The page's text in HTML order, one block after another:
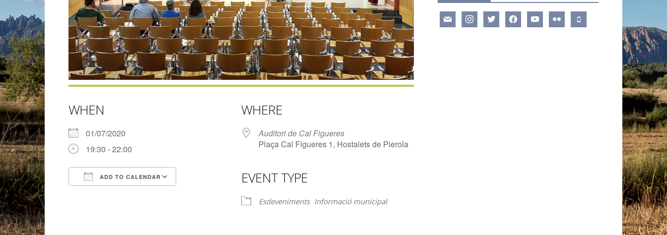
WHEN
01/07/2020
19:30 - 22:00
ADD TO CALENDAR
Google Calendar
WHERE
Auditori de Cal Figueres
Plaça Cal Figueres 1, Hostalets de Pierola
EVENT TYPE
Esdeveniments Informació municipal
mail instagramtwitter facebookyoutube flickr mobile